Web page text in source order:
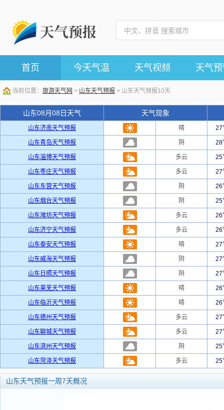
首页 今天气温 天气视频 天气
当前位置： 旅游天气网 > 山东天气预报 > 山东天气预报10天
山东08月08日天气 天气现象
山东济南天气预报 晴
山东青岛天气预报 阴
山东淄博天气预报 多云
山东枣庄天气预报 多云
山东东营天气预报 阴
山东烟台天气预报 阴
山东潍坊天气预报 多云
山东济宁天气预报 多云
山东泰安天气预报 晴
山东威海天气预报 阴
山东日照天气预报 阴
山东莱芜天气预报 晴
山东临沂天气预报 晴
山东德州天气预报 多云
山东聊城天气预报 多云
山东滨州天气预报 阴
山东菏泽天气预报 多云
山东天气预报一周7天概况